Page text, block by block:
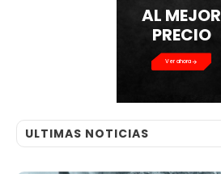
AL MEJOR
PRECIO
Ver ahora
ULTIMAS NOTICIAS